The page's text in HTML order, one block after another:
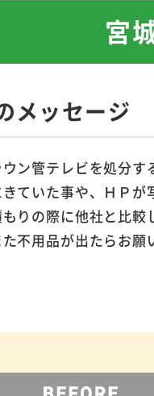
宮
メッセージ
ン管テレビを処分
ていた事や、ＨＰ
りの際に他社と比
不用品が出たらお